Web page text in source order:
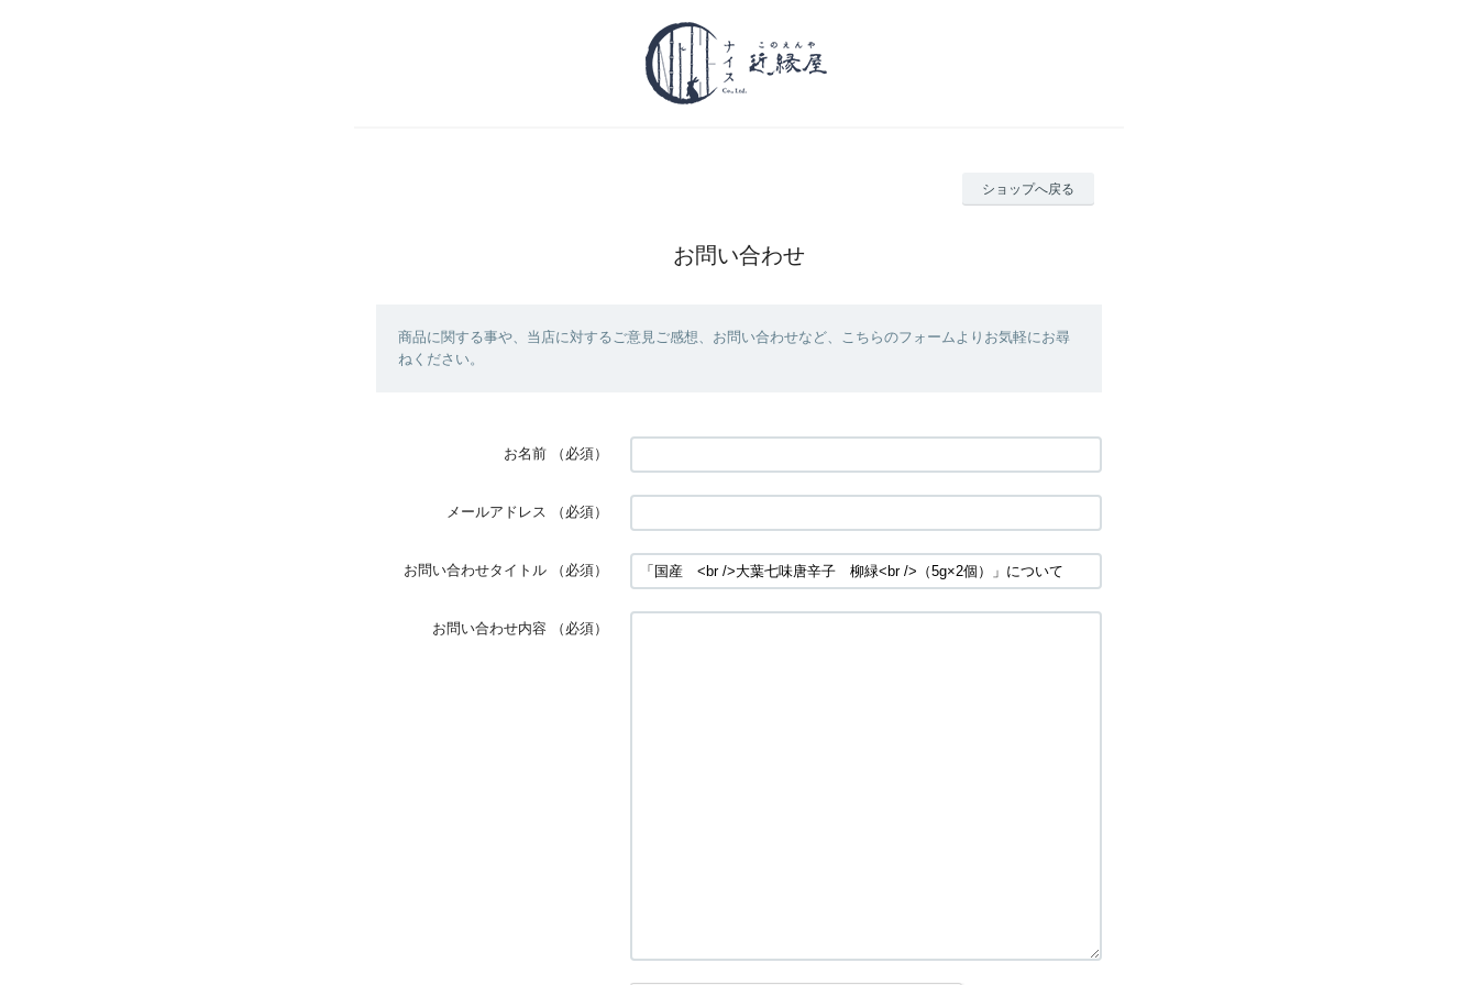
ショップへ戻る
お問い合わせ
商品に関する事や、当店に対するご意見ご感想、お問い合わせなど、こちらのフォームよりお気軽にお尋
ねください。
お名前 （必須）
メールアドレス （必須）
お問い合わせタイトル （必須）
お問い合わせ内容 （必須）